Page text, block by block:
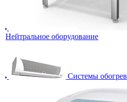
Нейтральное оборудование
Системы